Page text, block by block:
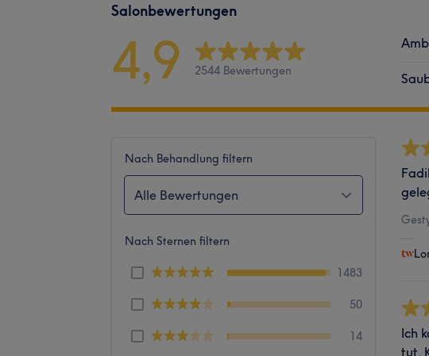
Salonbewertungen
4,9 2544 Bewertungen
Nach Behandlung filtern
Alle Bewertungen
Nach Sternen filtern
1483
50
14
Ich
tut.